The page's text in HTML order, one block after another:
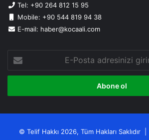
Tel: +90 264 812 15 95
Mobile: +90 544 819 94 38
E-mail: haber@kocaali.com
Posta
adresinizi
© Telif Hakkı 2026, Tüm Hakları Saklıdır |